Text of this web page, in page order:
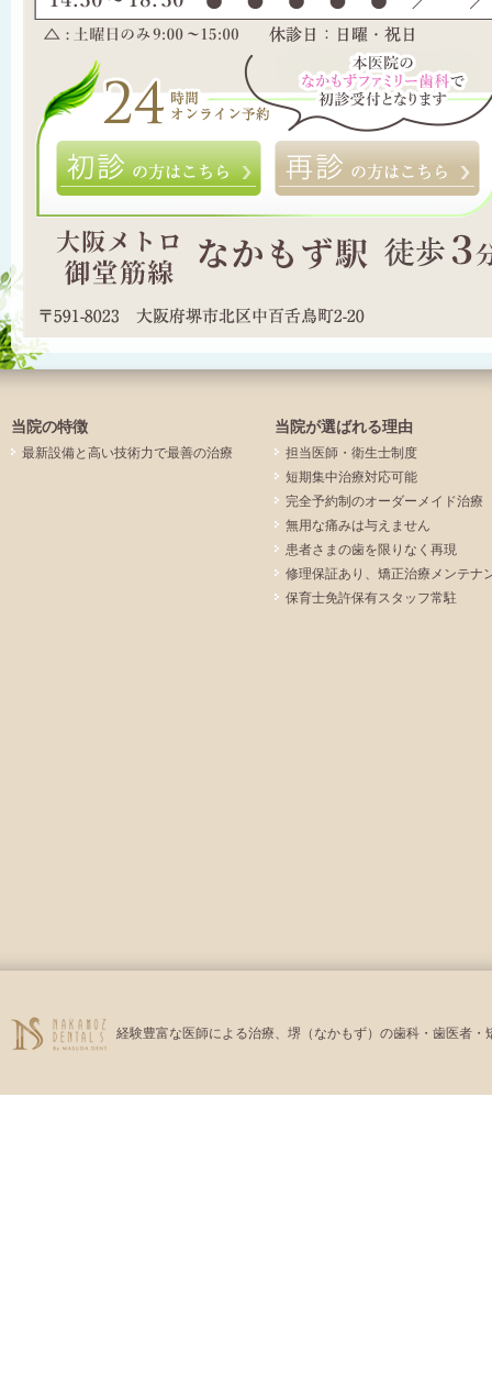
初診の方はこちら
当院の特徴
最新設備と高い技術力で最善の治療
当院が選ばれる理由
担当医師・衛生士制度
短期集中治療対応可能
完全予約制のオーダーメイド治療
無用な痛みは与えません
患者さまの歯を限りなく再現
修理保証あり、矯正治療メンテナ
保育士免許保有スタッフ常駐
経験豊富な医師による治療、堺（なかもず）の歯科・歯医者